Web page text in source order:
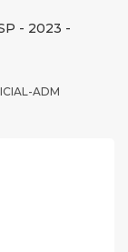
- 2023 -
ADM